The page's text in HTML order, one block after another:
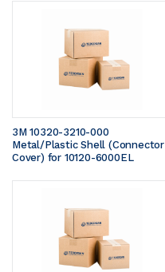
3M 10320-3210-000
Metal/Plastic Shell (Connector
Cover) for 10120-6000EL